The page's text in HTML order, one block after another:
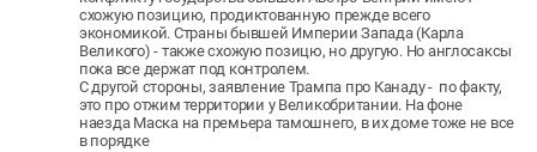
схожую позицию, продиктованную прежде всего
экономикой. Страны бывшей Империи Запада (Карла
Великого) - также схожую позицю, но другую. Но англосаксы
пока все держат под контролем.
С другой стороны, заявление Трампа про Канаду - по факту,
это про отжим территории у Великобритании. На фоне
наезда Маска на премьера тамошнего, в их доме тоже не все
в порядке